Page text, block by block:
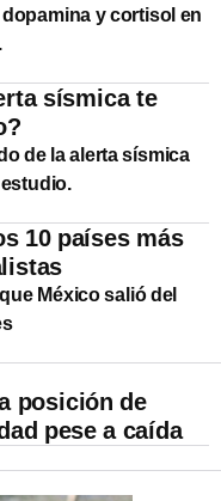
y cortisol en
sísmica te
de la alerta sísmica
10 países más
México salió del
posición de
pese a caída